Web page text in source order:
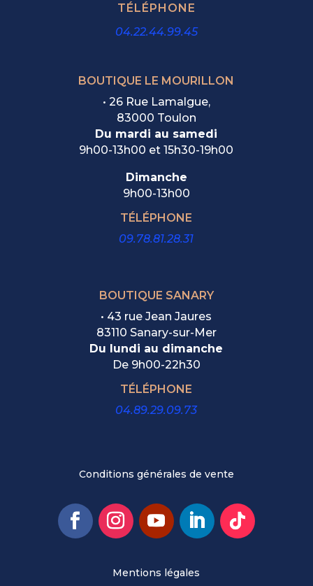
TÉLÉPHONE
04.22.44.99.45
BOUTIQUE LE MOURILLON
• 26 Rue Lamalgue,
83000 Toulon
Du mardi au samedi
9h00-13h00 et 15h30-19h00
Dimanche
9h00-13h00
TÉLÉPHONE
09.78.81.28.31
BOUTIQUE SANARY
• 43 rue Jean Jaures
83110 Sanary-sur-Mer
Du lundi au dimanche
De 9h00-22h30
TÉLÉPHONE
04.89.29.09.73
Conditions générales de vente
Mentions légales